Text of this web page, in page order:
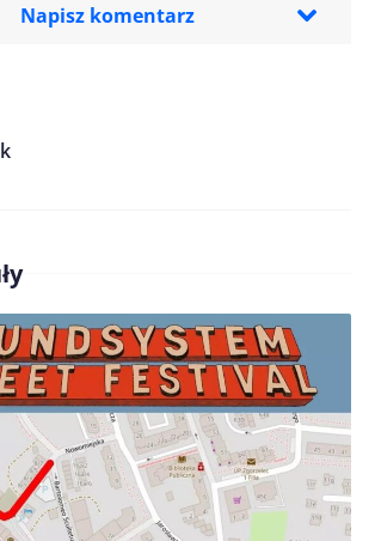
Napisz komentarz
moje dane w tej przeglądarce podczas
komentarzy.